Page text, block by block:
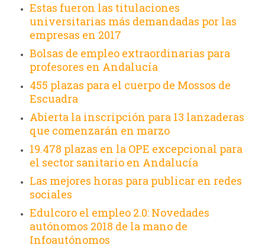
Estas fueron las titulaciones
universitarias más demandadas por las
empresas en 2017
Bolsas de empleo extraordinarias para
profesores en Andalucía
455 plazas para el cuerpo de Mossos de
Escuadra
Abierta la inscripción para 13 lanzaderas
que comenzarán en marzo
19.478 plazas en la OPE excepcional para
el sector sanitario en Andalucía
Las mejores horas para publicar en redes
sociales
Edulcoro el empleo 2.0: Novedades
autónomos 2018 de la mano de
Infoautónomos